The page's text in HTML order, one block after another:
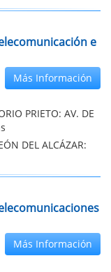
e
Más Información
PRIETO: AV. DE
DEL ALCÁZAR:
Más Información